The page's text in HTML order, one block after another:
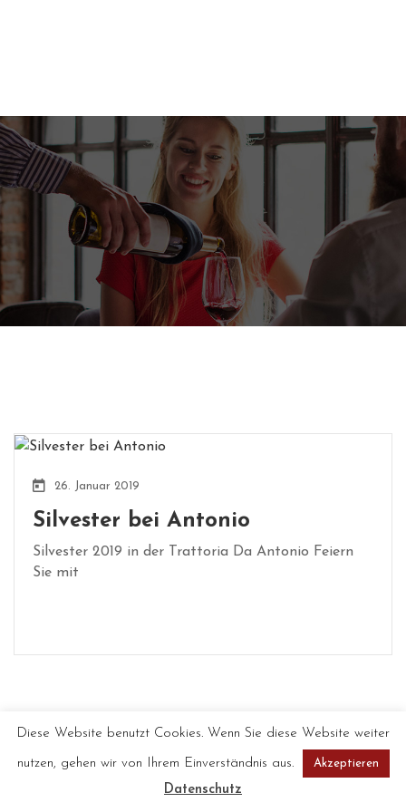
26. Januar 2019
Silvester bei Antonio
Silvester 2019 in der Trattoria Da Antonio Feiern
Sie mit
Diese Website benutzt Cookies. Wenn Sie diese Website weiter
nutzen, gehen wir von Ihrem Einverständnis aus. Akzeptieren
Datenschutz